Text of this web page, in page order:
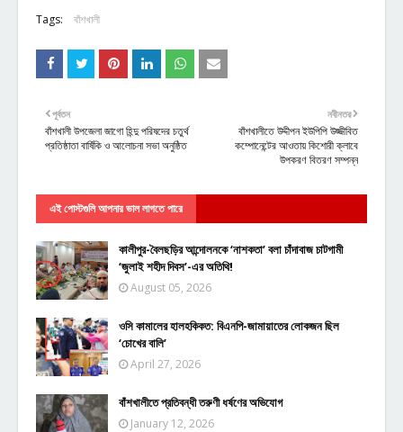
Tags: বাঁশখালী
নবীনতর
বাঁশখালীতে উদ্দীপন ইউপিপি উজ্জীবিত
কম্পোনেন্টের আওতায় কিশোরী ক্লাবে
উপকরণ বিতরণ সম্পন্ন
পূর্বতন
বাঁশখালী উপজেলা জাগো হিন্দু পরিষদের চতুর্থ
প্রতিষ্ঠাতা বার্ষিকি ও আলোচনা সভা অনুষ্ঠিত
এই পোস্টগুলি আপনার ভাল লাগতে পারে
কালীপুর-বৈলছড়ির আন্দোলনকে ‘নাশকতা’ বলা চাঁদাবাজ চাটগামী
‘জুলাই শহীদ দিবস’-এর অতিথি!
August 05, 2026
ওসি কামালের হালহকিকত: বিএনপি-জামায়াতের লোকজন ছিল
‘চোখের বালি’
April 27, 2026
বাঁশখালীতে প্রতিবন্ধী তরুণী ধর্ষণের অভিযোগ
January 12, 2026